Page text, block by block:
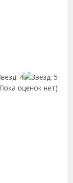
оценок нет)